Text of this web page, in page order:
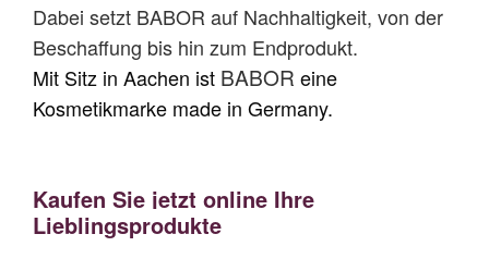
Dabei setzt BABOR auf Nachhaltigkeit, von der
Beschaffung bis hin zum Endprodukt.
Mit Sitz in Aachen ist BABOR eine
Kosmetikmarke made in Germany.
Kaufen Sie jetzt online Ihre
Lieblingsprodukte